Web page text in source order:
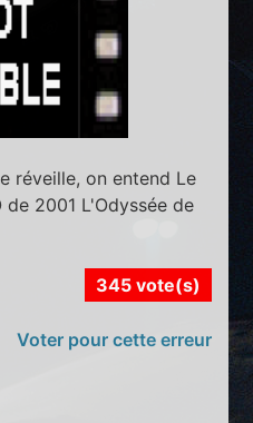
réveille, on entend Le
de 2001 L'Odyssée de
345 vote(s)
Voter pour cette erreur